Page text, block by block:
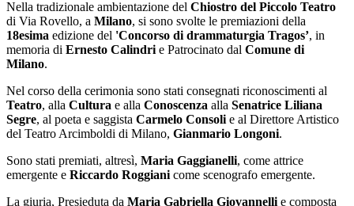
Nella tradizionale ambientazione del Chiostro del Piccolo Teatro
di Via Rovello, a Milano, si sono svolte le premiazioni della
18esima edizione del 'Concorso di drammaturgia Tragos’, in
memoria di Ernesto Calindri e Patrocinato dal Comune di
Milano.
Nel corso della cerimonia sono stati consegnati riconoscimenti al
Teatro, alla Cultura e alla Conoscenza alla Senatrice Liliana
Segre, al poeta e saggista Carmelo Consoli e al Direttore Artistico
del Teatro Arcimboldi di Milano, Gianmario Longoni.
Sono stati premiati, altresì, Maria Gaggianelli, come attrice
emergente e Riccardo Roggiani come scenografo emergente.
La giuria, Presieduta da Maria Gabriella Giovannelli e composta